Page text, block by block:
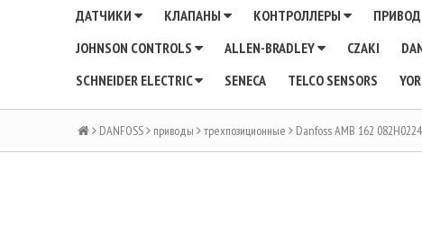
ДАТЧИКИ КЛАПАНЫ КОНТРОЛЛЕРЫ
JOHNSON CONTROLS
ALLEN-BRADLEY CZAKI
SCHNEIDER ELECTRIC
SENECA TELCO SENSORS
DANFOSS приводы трехпозиционные Danfoss AMB 162 082H0224